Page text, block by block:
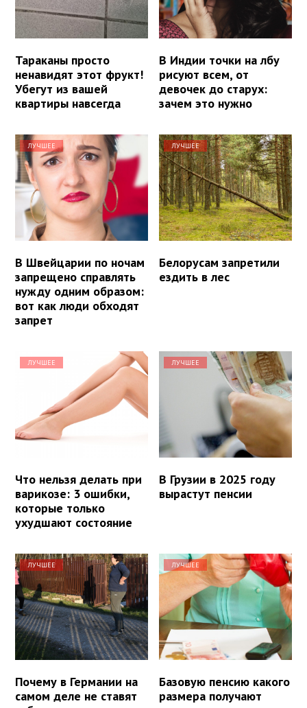
Тараканы просто
ненавидят этот фрукт!
Убегут из вашей
квартиры навсегда
В Индии точки на лбу
рисуют всем, от
девочек до старух:
зачем это нужно
ЛУЧШЕЕ
В Швейцарии по ночам
запрещено справлять
нужду одним образом:
вот как люди обходят
запрет
ЛУЧШЕЕ
Белорусам запретили
ездить в лес
ЛУЧШЕЕ
Что нельзя делать при
варикозе: 3 ошибки,
которые только
ухудшают состояние
ЛУЧШЕЕ
В Грузии в 2025 году
вырастут пенсии
ЛУЧШЕЕ
Почему в Германии на
самом деле не ставят
ЛУЧШЕЕ
Базовую пенсию какого
размера получают